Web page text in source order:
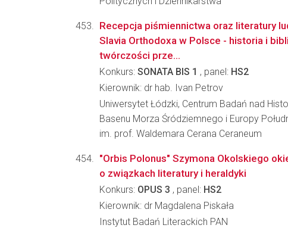
Recepcja piśmiennictwa oraz literatury
Slavia Orthodoxa w Polsce - historia i
twórczości prze...
Konkurs: SONATA BIS 1 , panel: HS2
Kierownik: dr hab. Ivan Petrov
Uniwersytet Łódzki, Centrum Badań nad
Basenu Morza Śródziemnego i Europy
im. prof. Waldemara Cerana Ceraneum
"Orbis Polonus" Szymona Okolskiego
o związkach literatury i heraldyki
Konkurs: OPUS 3 , panel: HS2
Kierownik: dr Magdalena Piskała
Instytut Badań Literackich PAN